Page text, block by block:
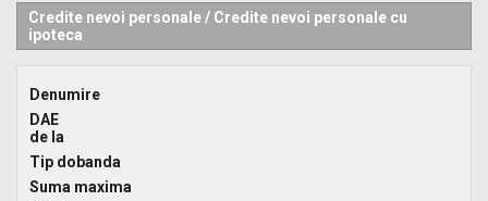
Credite nevoi personale/ Credite nevoi personale cu
ipoteca
Denumire
DAE
de la
Tip dobanda
Suma maxima